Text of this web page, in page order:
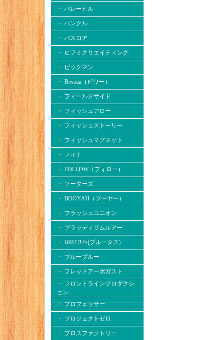
・ バレーヒル
・ ハンクル
・ バスロア
・ ヒフミクリエイティング
・ ビッグマン
・ Biwaaa（ビワー）
・ フィールドサイド
・ フィッシュアロー
・ フィッシュストーリー
・ フィッシュマグネット
・ フィナ
・ FOLLOW（フォロー）
・ フーターズ
・ BOOYAH（ブーヤー）
・ フラッシュユニオン
・ ブラッディサムルアー
・ BRUTUS(ブルータス)
・ ブルーブルー
・ フレッドアーボガスト
・ フロントラインプロダクシ
ョン
・ プロフェッサー
・ プロジェクトゼロ
・ プロズファクトリー